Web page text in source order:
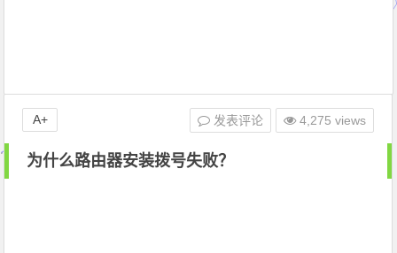
为什么路由器安装拨号失败？
发表评论 4,275 views
A+